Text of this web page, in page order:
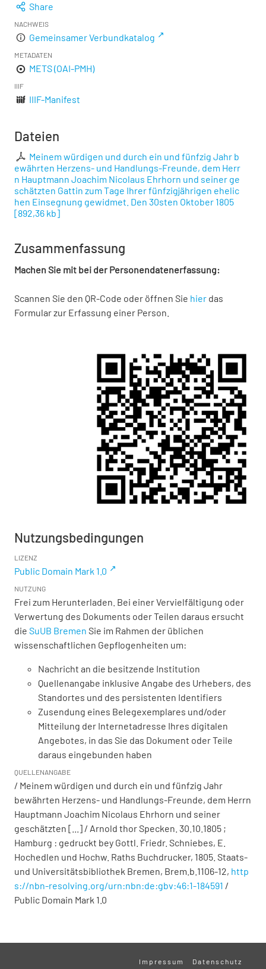
Share
NACHWEIS
Gemeinsamer Verbundkatalog
METADATEN
METS (OAI-PMH)
IIIF
IIIF-Manifest
Dateien
Meinem würdigen und durch ein und fünfzig Jahr b
ewährten Herzens- und Handlungs-Freunde, dem Herr
n Hauptmann Joachim Nicolaus Ehrhorn und seiner ge
schätzten Gattin zum Tage Ihrer fünfzigjährigen ehelic
hen Einsegnung gewidmet. Den 30sten Oktober 1805
[892,36 kb]
Zusammenfassung
Machen Sie mit bei der Personendatenerfassung:
Scannen Sie den QR-Code oder öffnen Sie hier das
Formular zur Erfassung einer Person.
Nutzungsbedingungen
LIZENZ
Public Domain Mark 1.0
NUTZUNG
Frei zum Herunterladen. Bei einer Vervielfältigung oder
Verwertung des Dokuments oder Teilen daraus ersucht
die SuUB Bremen Sie im Rahmen der üblichen
wissenschaftlichen Gepflogenheiten um:
Nachricht an die besitzende Institution
Quellenangabe inklusive Angabe des Urhebers, des
Standortes und des persistenten Identifiers
Zusendung eines Belegexemplares und/oder
Mitteilung der Internetadresse Ihres digitalen
Angebotes, in das Sie das Dokument oder Teile
daraus eingebunden haben
QUELLENANGABE
/ Meinem würdigen und durch ein und fünfzig Jahr
bewährten Herzens- und Handlungs-Freunde, dem Herrn
Hauptmann Joachim Nicolaus Ehrhorn und seiner
geschätzten [...] / Arnold thor Specken. 30.10.1805 ;
Hamburg : gedruckt bey Gottl. Friedr. Schniebes, E.
Hochedlen und Hochw. Raths Buchdrucker, 1805. Staats-
und Universitätsbibliothek Bremen, Brem.b.1106-12, http
s://nbn-resolving.org/urn:nbn:de:gbv:46:1-184591 /
Public Domain Mark 1.0
Impressum Datenschutz